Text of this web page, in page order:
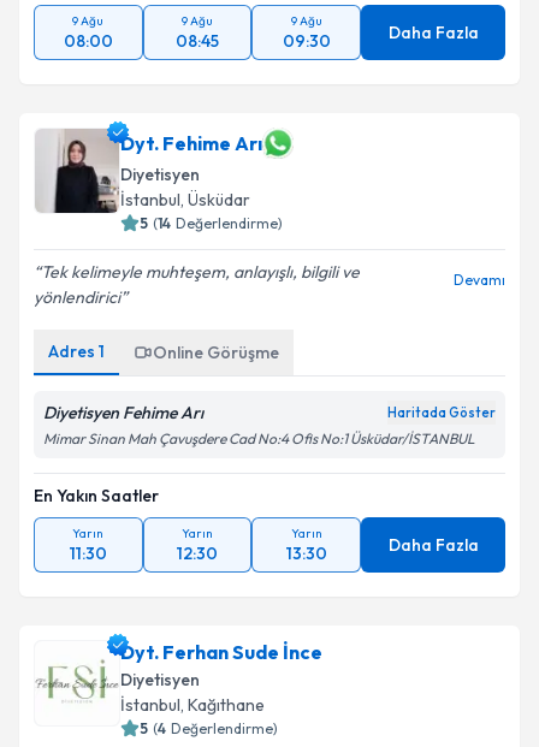
9 Ağu
08:00
9 Ağu
08:45
9 Ağu
09:30 Daha Fazla
Dyt. Fehime Arı
Diyetisyen
İstanbul, Üsküdar
5 (14 Değerlendirme)
Tek kelimeyle muhteşem, anlayışlı, bilgili ve
yönlendirici
Devamı
Adres 1 Online Görüşme
Diyetisyen Fehime Arı Haritada Göster
Mimar Sinan Mah Çavuşdere Cad No:4 Ofis No:1 Üsküdar/İSTANBUL
En Yakın Saatler
Yarın
11:30
Yarın
12:30
Yarın
13:30 Daha Fazla
Dyt. Ferhan Sude İnce
Diyetisyen
İstanbul, Kağıthane
5 (4 Değerlendirme)